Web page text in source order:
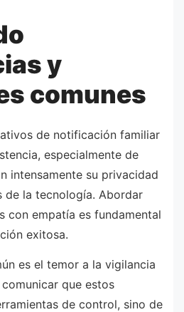
y
comunes
de notificación familiar
especialmente de
intensamente su privacidad
de la tecnología. Abordar
con empatía es fundamental
exitosa.
es el temor a la vigilancia
que estos
de control, sino de